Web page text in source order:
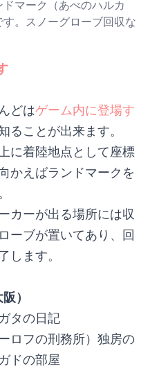
マーク（あべのハルカ
。スノーグローブ回収な
どはゲーム内に登場す
ることが出来ます。
に着陸地点として座標
かえばランドマークを
カーが出る場所には収
ーブが置いてあり、回
します。
）
タの日記
ロフの刑務所）独房の
ドの部屋